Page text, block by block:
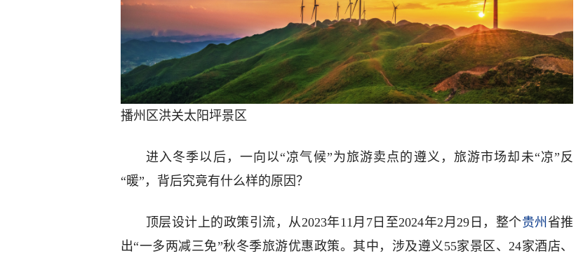
播州区洪关太阳坪景区
进入冬季以后，一向以“凉气候”为旅游卖点的遵义，旅游市场却未“凉”反
“暖”，背后究竟有什么样的原因？
顶层设计上的政策引流，从2023年11月7日至2024年2月29日，整个贵州 省推
出“一多两减三免”秋冬季旅游优惠政策。其中，涉及遵义55家景区、24家酒店、